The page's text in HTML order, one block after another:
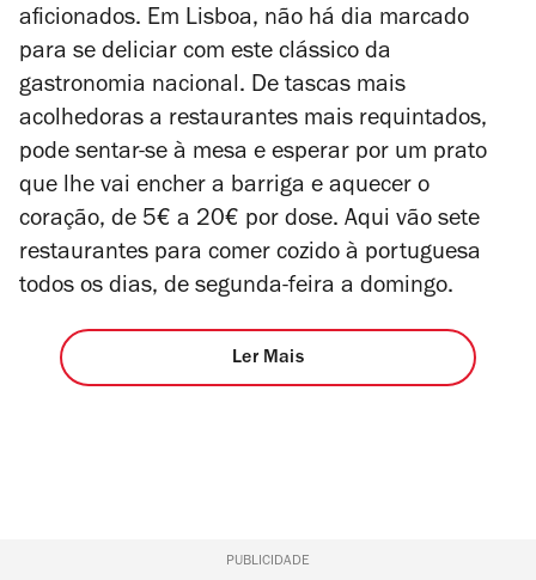
aficionados. Em Lisboa, não há dia marcado
para se deliciar com este clássico da
gastronomia nacional. De tascas mais
acolhedoras a restaurantes mais requintados,
pode sentar-se à mesa e esperar por um prato
que lhe vai encher a barriga e aquecer o
coração, de 5€ a 20€ por dose. Aqui vão sete
restaurantes para comer cozido à portuguesa
todos os dias, de segunda-feira a domingo.
Ler Mais
PUBLICIDADE